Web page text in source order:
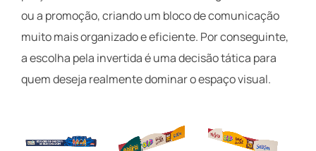
ou a promoção, criando um bloco de comunicação
muito mais organizado e eficiente. Por conseguinte,
a escolha pela invertida é uma decisão tática para
quem deseja realmente dominar o espaço visual.